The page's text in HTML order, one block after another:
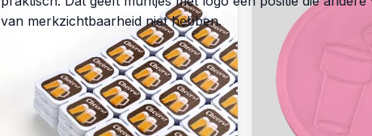
van merkzichtbaarheid niet hebben.